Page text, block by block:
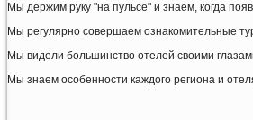
Мы держим руку "на пульсе" и знаем, когда
Мы регулярно совершаем ознакомительные
Мы видели большинство отелей своими
Мы знаем особенности каждого региона и